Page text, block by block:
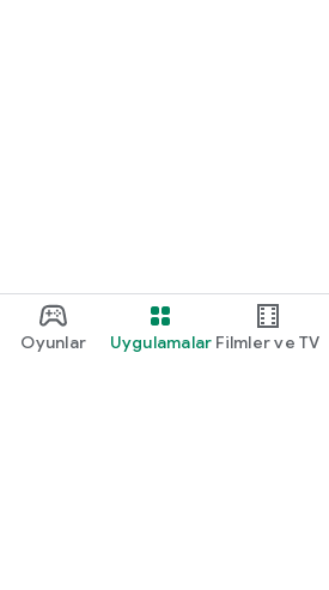
Oyunlar Uygulamalar Filmler ve TV